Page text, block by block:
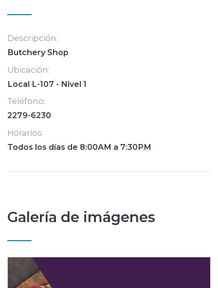
Descripción:
Butchery Shop
Ubicación:
Local L-107 - Nivel 1
Teléfono:
2279-6230
Horarios:
Todos los días de 8:00AM a 7:30PM
Galería de imágenes